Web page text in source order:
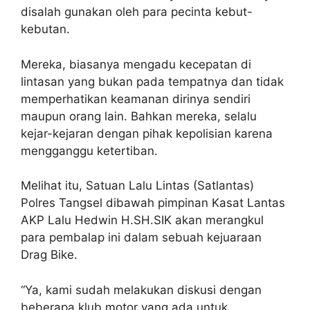
disalah gunakan oleh para pecinta kebut-
kebutan.
Mereka, biasanya mengadu kecepatan di
lintasan yang bukan pada tempatnya dan tidak
memperhatikan keamanan dirinya sendiri
maupun orang lain. Bahkan mereka, selalu
kejar-kejaran dengan pihak kepolisian karena
mengganggu ketertiban.
Melihat itu, Satuan Lalu Lintas (Satlantas)
Polres Tangsel dibawah pimpinan Kasat Lantas
AKP Lalu Hedwin H.SH.SIK akan merangkul
para pembalap ini dalam sebuah kejuaraan
Drag Bike.
“Ya, kami sudah melakukan diskusi dengan
beberapa klub motor yang ada untuk